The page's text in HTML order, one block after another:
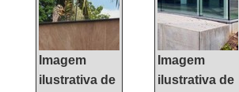
gera resultado ao c...
Imagem
ilustrativa de
Imagem
ilustrativa de